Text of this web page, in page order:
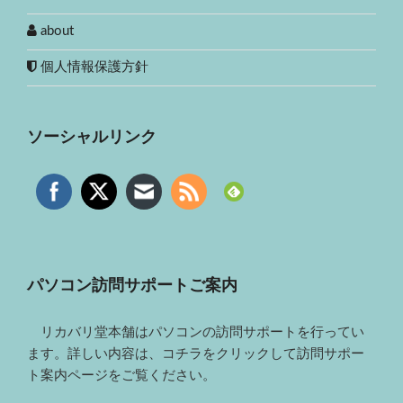
about
個人情報保護方針
ソーシャルリンク
パソコン訪問サポートご案内
リカバリ堂本舗はパソコンの訪問サポートを行ってい
ます。詳しい内容は、コチラをクリックして訪問サポー
ト案内ページをご覧ください。